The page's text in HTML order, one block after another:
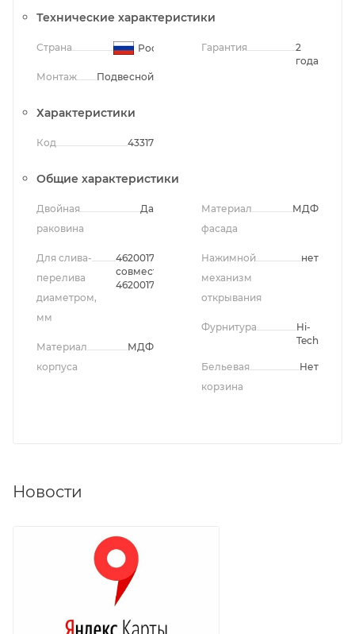
Технические характеристики
Страна Россия
Монтаж Подвесной
Гарантия
2
года
Характеристики
Код 43317
Общие характеристики
Двойная
раковина
Да
Для слива-
перелива
диаметром,
мм
4620017603405
совместно с
4620017603153
Материал
корпуса
МДФ
Материал
фасада
МДФ
Нажимной
механизм
открывания
нет
Фурнитура
Hi-
Tech
Бельевая
корзина
Нет
Новости